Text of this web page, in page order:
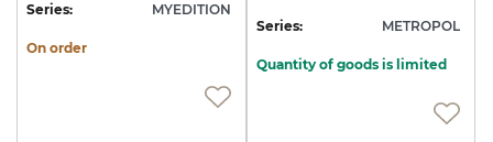
Series: MYEDITION
On order
Series: METROPOL
Quantity of goods is limited